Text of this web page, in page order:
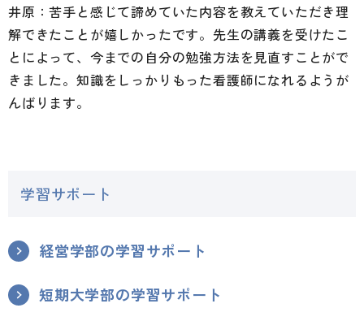
井原：苦手と感じて諦めていた内容を教えていただき理
解できたことが嬉しかったです。先生の講義を受けたこ
とによって、今までの自分の勉強方法を見直すことがで
きました。知識をしっかりもった看護師になれるようが
んばります。
学習サポート
経営学部の学習サポート
短期大学部の学習サポート